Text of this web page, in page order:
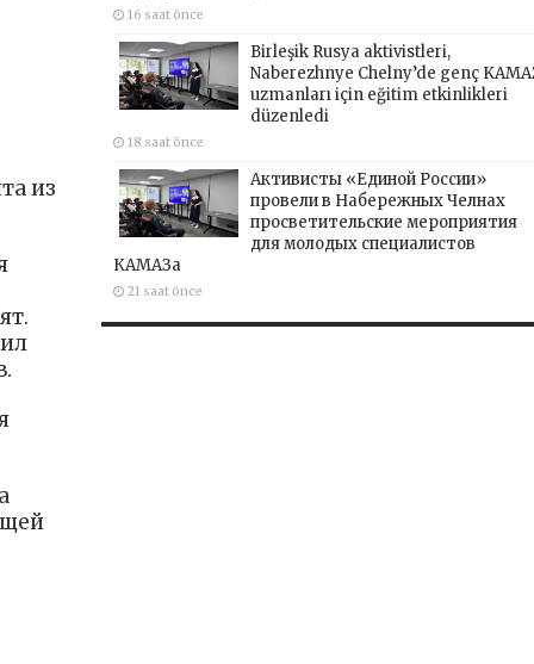
из
16 saat önce
Birleşik Rusya aktivistleri,
Naberezhnye Chelny’de genç
uzmanları için eğitim etkinlikleri
düzenledi
18 saat önce
Активисты «Единой России»
провели в Набережных Челнах
просветительские мероприятия
для молодых специалистов
КАМАЗа
21 saat önce